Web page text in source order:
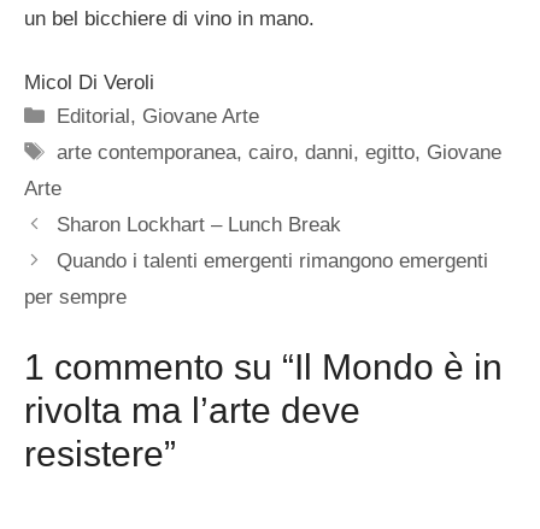
un bel bicchiere di vino in mano.
Micol Di Veroli
Categorie
Editorial, Giovane Arte
Tag
arte contemporanea,cairo,danni,egitto, Giovane
Arte
Sharon Lockhart – Lunch Break
Quando i talenti emergenti rimangono emergenti
per sempre
1 commento su “Il Mondo è in
rivolta ma l’arte deve
resistere”